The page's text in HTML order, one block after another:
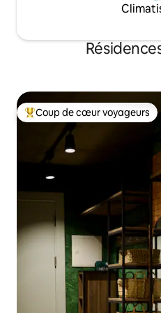
Coups de cœur voyageurs
Coup de cœur voyageurs